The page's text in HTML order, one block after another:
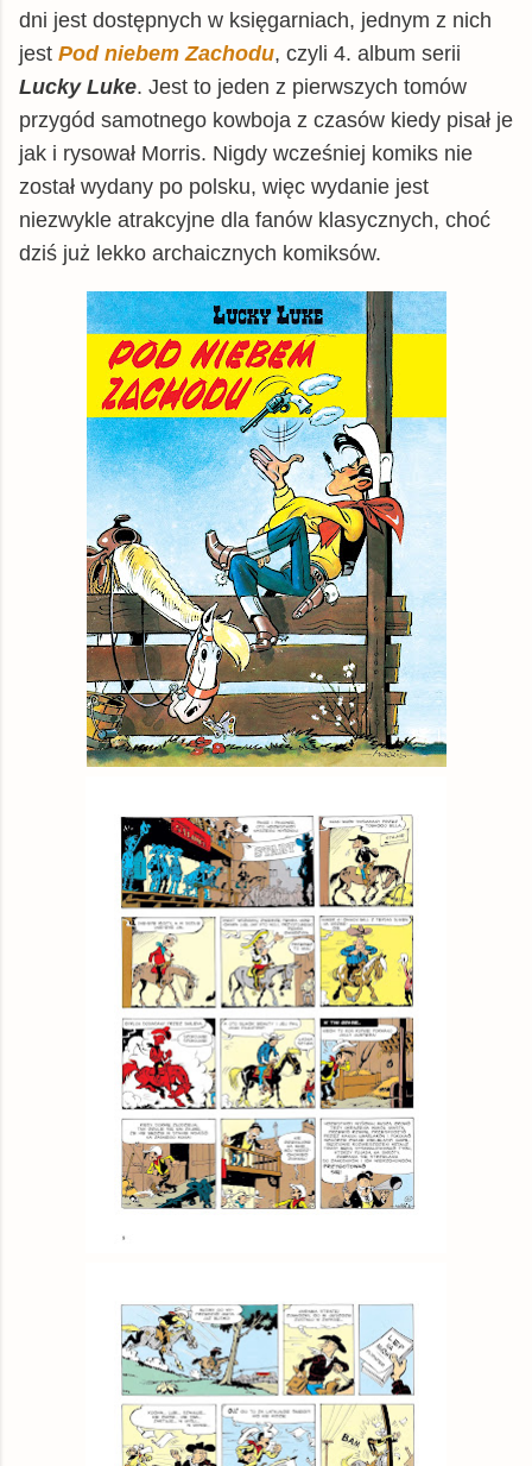
dni jest dostępnych w księgarniach, jednym z nich
jest Pod niebem Zachodu, czyli 4. album serii
Lucky Luke. Jest to jeden z pierwszych tomów
przygód samotnego kowboja z czasów kiedy pisał je
jak i rysował Morris. Nigdy wcześniej komiks nie
został wydany po polsku, więc wydanie jest
niezwykle atrakcyjne dla fanów klasycznych, choć
dziś już lekko archaicznych komiksów.